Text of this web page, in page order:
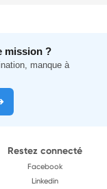
mission ?
manque à
Restez connecté
Facebook
Linkedin